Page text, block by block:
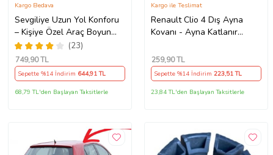
Sevgiliye Uzun Yol Konforu
– Kişiye Özel Araç Boyun
Yastığı & Kemer Pedi Hediye
Seti
(23)
Kargo Bedava
749,90 TL
Sepette %14 İndirim 644,91 TL
68,79 TL'den Başlayan Taksitlerle
Renault Clio 4 Dış Ayna
Kovanı - Ayna Katlanır
490307706 M3625
Kargo ile Teslimat
259,90 TL
Sepette %14 İndirim 223,51 TL
23,84 TL'den Başlayan Taksitlerle